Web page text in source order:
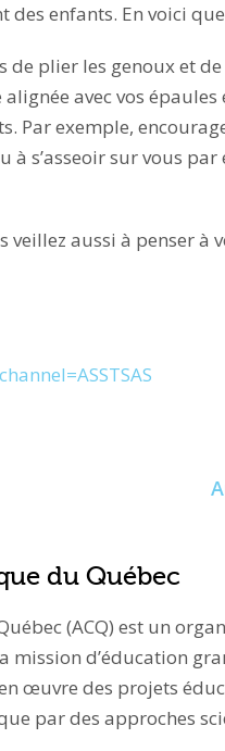
enfants. En voici
plier les genoux et de
avec vos épaules
Par exemple,
s’asseoir sur vous
aussi à penser à
du Québec
(ACQ) est un
mission d’éducation
œuvre des projets
par des approches